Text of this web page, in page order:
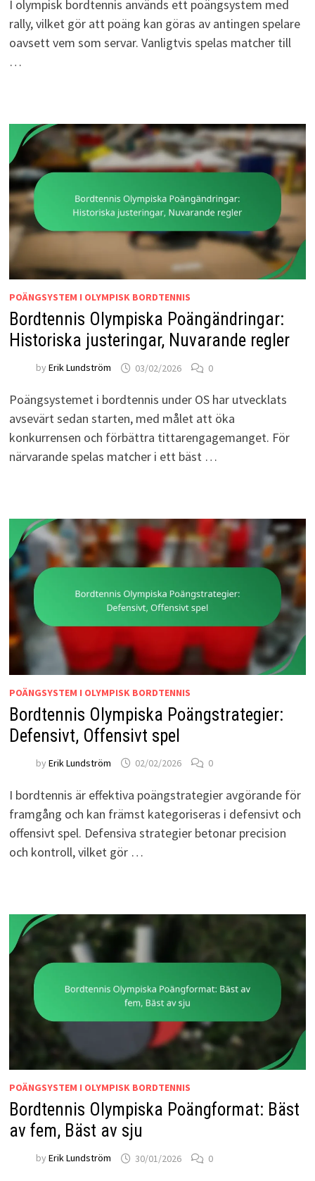
I olympisk bordtennis används ett poängsystem med
rally, vilket gör att poäng kan göras av antingen spelare
oavsett vem som servar. Vanligtvis spelas matcher till
…
POÄNGSYSTEM I OLYMPISK BORDTENNIS
Bordtennis Olympiska Poängändringar:
Historiska justeringar, Nuvarande regler
by Erik Lundström 03/02/2026 0
Poängsystemet i bordtennis under OS har utvecklats
avsevärt sedan starten, med målet att öka
konkurrensen och förbättra tittarengagemanget. För
närvarande spelas matcher i ett bäst …
POÄNGSYSTEM I OLYMPISK BORDTENNIS
Bordtennis Olympiska Poängstrategier:
Defensivt, Offensivt spel
by Erik Lundström 02/02/2026 0
I bordtennis är effektiva poängstrategier avgörande för
framgång och kan främst kategoriseras i defensivt och
offensivt spel. Defensiva strategier betonar precision
och kontroll, vilket gör …
POÄNGSYSTEM I OLYMPISK BORDTENNIS
Bordtennis Olympiska Poängformat: Bäst
av fem, Bäst av sju
by Erik Lundström 30/01/2026 0